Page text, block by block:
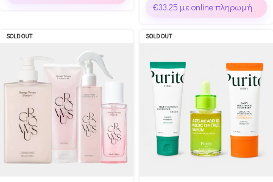
€33.25 με online πληρωμή
SOLD OUT SOLD OUT